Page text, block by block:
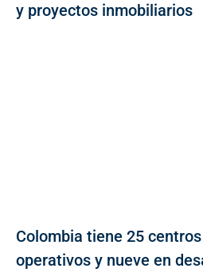
y proyectos inmobiliarios
Colombia tiene 25
operativos y nueve en